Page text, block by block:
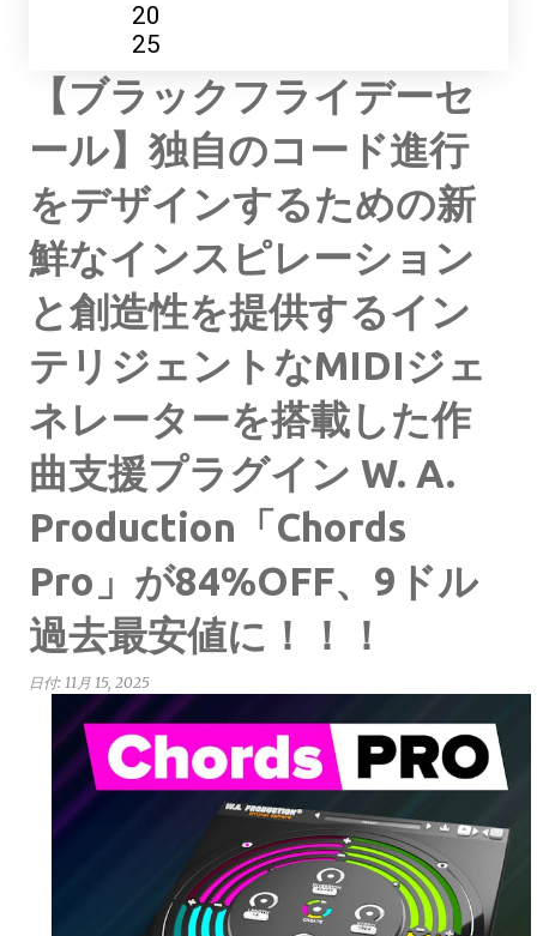
20
25
【ブラックフライデーセ
ール】独自のコード進行
をデザインするための新
鮮なインスピレーション
と創造性を提供するイン
テリジェントなMIDIジェ
ネレーターを搭載した作
曲支援プラグイン W. A.
Production「Chords
Pro」が84%OFF、9ドル
過去最安値に！！！
日付: 11月 15, 2025